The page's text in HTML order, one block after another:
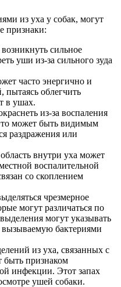
из уха у собак, могут
признаки:
сильное
уши из-за сильного зуда
часто энергично и
пытаясь облегчить
в ушах.
из-за воспаления
может быть видимым
раздражения или
внутри уха может
воспалительной
со скоплением
чрезмерное
могут различаться по
могут указывать
бактериями
из уха, связанных с
быть признаком
инфекции. Этот запах
ушей собаки.